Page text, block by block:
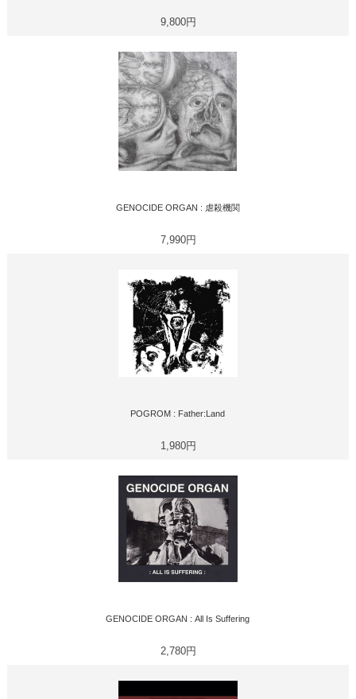
9,800円
GENOCIDE ORGAN : 虐殺機関
7,990円
POGROM : Father:Land
1,980円
GENOCIDE ORGAN : All Is Suffering
2,780円